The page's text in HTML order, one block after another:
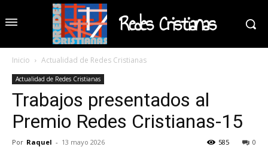
Redes Cristianas
Inicio Actualidad de Redes Cristianas
Actualidad de Redes Cristianas
Trabajos presentados al
Premio Redes Cristianas-15
Por Raquel - 13 mayo 2026 0
585